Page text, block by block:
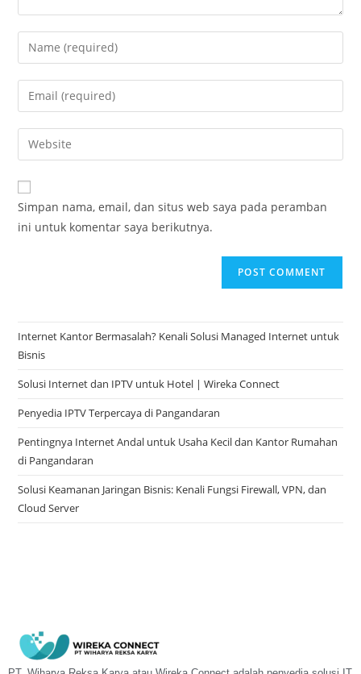
Simpan nama, email, dan situs web saya pada peramban
ini untuk komentar saya berikutnya.
Internet Kantor Bermasalah? Kenali Solusi Managed Internet untuk
Bisnis
Solusi Internet dan IPTV untuk Hotel | Wireka Connect
Penyedia IPTV Terpercaya di Pangandaran
Pentingnya Internet Andal untuk Usaha Kecil dan Kantor Rumahan
di Pangandaran
Solusi Keamanan Jaringan Bisnis: Kenali Fungsi Firewall, VPN, dan
Cloud Server